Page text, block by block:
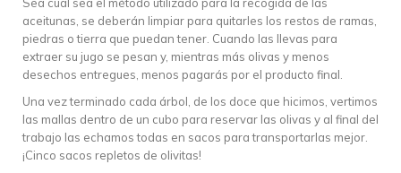
aceitunas, se deberán limpiar para quitarles los restos de ramas,
piedras o tierra que puedan tener. Cuando las llevas para
extraer su jugo se pesan y, mientras más olivas y menos
desechos entregues, menos pagarás por el producto final.
Una vez terminado cada árbol, de los doce que hicimos, vertimos
las mallas dentro de un cubo para reservar las olivas y al final del
trabajo las echamos todas en sacos para transportarlas mejor.
¡Cinco sacos repletos de olivitas!